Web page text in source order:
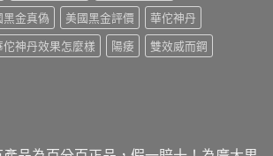
黑金真偽 美國黑金評價
華佗神丹
佗神丹效果怎麼樣 陽痿 雙效威而鋼